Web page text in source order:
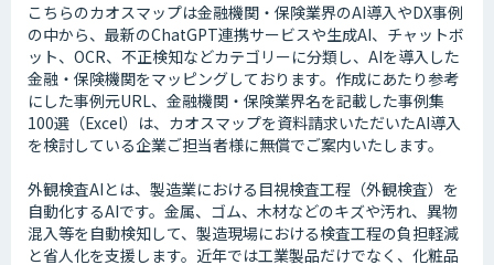
こちらのカオスマップは金融機関・保険業界のAI導入やDX事例
の中から、最新のChatGPT連携サービスや生成AI、チャットボ
ット、OCR、不正検知などカテゴリーに分類し、AIを導入した
金融・保険機関をマッピングしております。作成にあたり参考
にした事例元URL、金融機関・保険業界名を記載した事例集
100選（Excel）は、カオスマップを資料請求いただいたAI導入
を検討している企業ご担当者様に無償でご案内いたします。
外観検査AIとは、製造業における目視検査工程（外観検査）を
自動化するAIです。金属、ゴム、木材などのキズや汚れ、異物
混入等を自動検知して、製造現場における検査工程の負担軽減
と省人化を支援します。近年では工業製品だけでなく、化粧品